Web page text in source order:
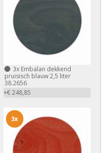
3xEmbalan dekkend
pruisisch blauw 2,5 liter
38.2656
+€ 248,85
3x